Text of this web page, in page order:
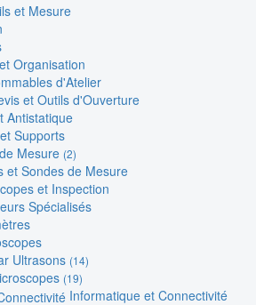
et Mesure
Organisation
d'Atelier
et Outils d'Ouverture
Antistatique
Supports
Mesure (2)
et Sondes de Mesure
et Inspection
Spécialisés
Ultrasons (14)
(19)
Informatique et Connectivité